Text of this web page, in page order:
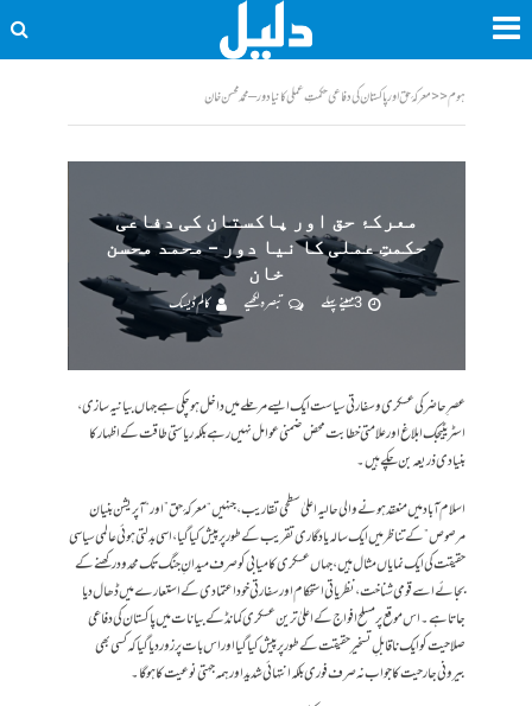
ہوم<<معرکۂ حق اور پاکستان کی دفاعی حکمتِ عملی کا نیا دور – محمد محسن خان
معرکۂ حق اور پاکستان کی دفاعی
حکمتِ عملی کا نیا دور – محمد محسن
خان
3 مہینے پہلے
تبصرہ لکھیے کالم ڈیسک
عصرِ حاضر کی عسکری و سفارتی سیاست ایک ایسے مرحلے میں داخل ہو چکی ہے جہاں بیانیہ سازی،
اسٹریٹیجک ابلاغ اور علامتی خطابت محض ضمنی عوامل نہیں رہے بلکہ ریاستی طاقت کے اظہار کا
بنیادی ذریعہ بن چکے ہیں۔
اسلام آباد میں منعقد ہونے والی حالیہ اعلیٰ سطحی تقاریب، جنہیں “معرکۂ حق” اور “آپریشن بنیان
مرصوص” کے تناظر میں ایک سالہ یادگاری تقریب کے طور پر پیش کیا گیا، اسی بدلتی ہوئی عالمی سیاسی
حقیقت کی ایک نمایاں مثال ہیں، جہاں عسکری کامیابی کو صرف میدانِ جنگ تک محدود رکھنے کے
بجائے اسے قومی شناخت، نظریاتی استحکام اور سفارتی خود اعتمادی کے استعارے میں ڈھال دیا
جاتا ہے۔اس موقع پر مسلح افواج کے اعلیٰ ترین عسکری کمانڈ کے بیانات میں پاکستان کی دفاعی
صلاحیت کو ایک ناقابلِ تسخیر حقیقت کے طور پر پیش کیا گیا اور اس بات پر زور دیا گیا کہ کسی بھی
بیرونی جارحیت کا جواب نہ صرف فوری بلکہ انتہائی شدید اور ہمہ جہتی نوعیت کا ہوگا۔